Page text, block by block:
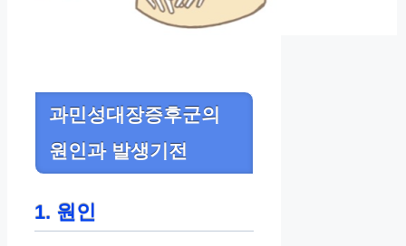
과민성대장증후군의
원인과 발생기전
1. 원인